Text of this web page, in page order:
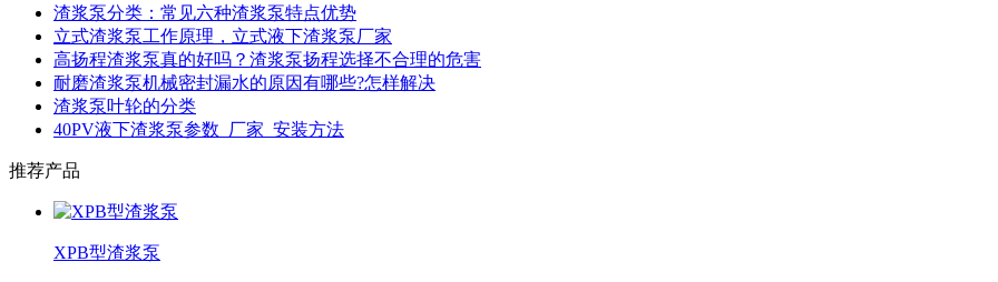
渣浆泵分类：常见六种渣浆泵特点优势
立式渣浆泵工作原理，立式液下渣浆泵厂家
高扬程渣浆泵真的好吗？渣浆泵扬程选择不合理的危害
耐磨渣浆泵机械密封漏水的原因有哪些?怎样解决
渣浆泵叶轮的分类
40PV液下渣浆泵参数_厂家_安装方法
推荐产品
XPB型渣浆泵